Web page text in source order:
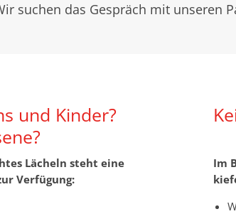
suchen das Gespräch mit unseren
und Kinder?
Lächeln steht eine
Verfügung:
Im